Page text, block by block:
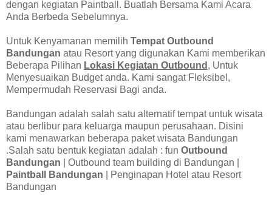
dengan kegiatan Paintball. Buatlah Bersama Kami Acara
Anda Berbeda Sebelumnya.
Untuk Kenyamanan memilih Tempat Outbound
Bandungan atau Resort yang digunakan Kami memberikan
Beberapa Pilihan Lokasi Kegiatan Outbound , Untuk
Menyesuaikan Budget anda. Kami sangat Fleksibel,
Mempermudah Reservasi Bagi anda.
Bandungan adalah salah satu alternatif tempat untuk wisata
atau berlibur para keluarga maupun perusahaan. Disini
kami menawarkan beberapa paket wisata Bandungan
.Salah satu bentuk kegiatan adalah : fun Outbound
Bandungan | Outbound team building di Bandungan |
Paintball Bandungan | Penginapan Hotel atau Resort
Bandungan